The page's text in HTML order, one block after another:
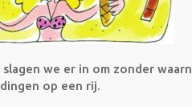
slagen we er in om zonder
op een rij.